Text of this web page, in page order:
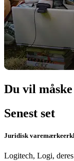
Du vil måske
Senest set
Juridisk
Logitech, Logi,